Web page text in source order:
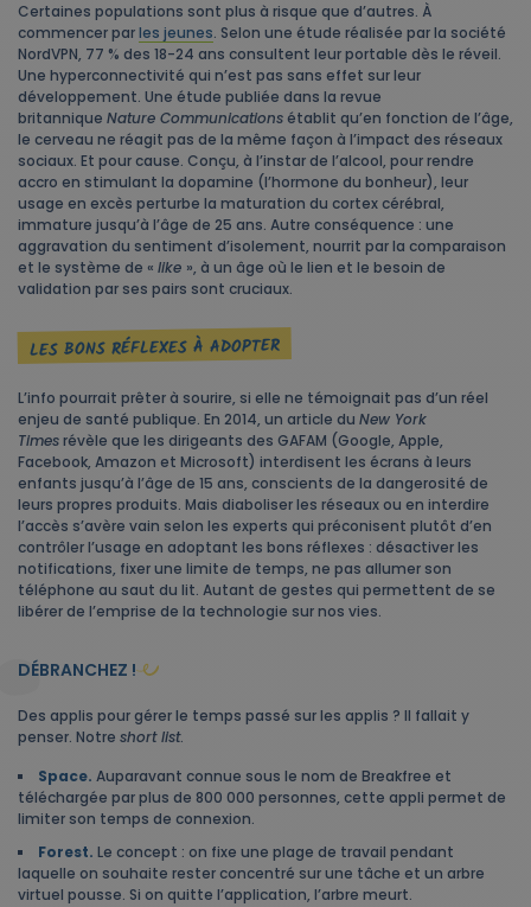
Certaines populations sont plus à risque que d’autres. À
commencer parles jeunes. Selon une étude réalisée par la société
NordVPN, 77 % des 18-24 ans consultent leur portable dès le réveil.
Une hyperconnectivité qui n’est pas sans effet sur leur
développement. Une étude publiée dans la revue
britannique Nature Communicationsétablit qu’en fonction de l’âge,
le cerveau ne réagit pas de la même façon à l’impact des réseaux
sociaux. Et pour cause. Conçu, à l’instar de l’alcool, pour rendre
accro en stimulant la dopamine (l’hormone du bonheur), leur
usage en excès perturbe la maturation du cortex cérébral,
immature jusqu’à l’âge de 25 ans. Autre conséquence : une
aggravation du sentiment d’isolement, nourrit par la comparaison
et le système de « like », à un âge où le lien et le besoin de
validation par ses pairs sont cruciaux.
LES BONS RÉFLEXES À ADOPTER
L’info pourrait prêter à sourire, si elle ne témoignait pas d’un réel
enjeu de santé publique. En 2014, un article du New York
Timesrévèle que les dirigeants des GAFAM (Google, Apple,
Facebook, Amazon et Microsoft) interdisent les écrans à leurs
enfants jusqu’à l’âge de 15 ans, conscients de la dangerosité de
leurs propres produits. Mais diaboliser les réseaux ou en interdire
l’accès s’avère vain selon les experts qui préconisent plutôt d’en
contrôler l’usage en adoptant les bons réflexes : désactiver les
notifications, fixer une limite de temps, ne pas allumer son
téléphone au saut du lit. Autant de gestes qui permettent de se
libérer de l’emprise de la technologie sur nos vies.
DÉBRANCHEZ !
Des applis pour gérer le temps passé sur les applis ? Il fallait y
penser. Notre short list.
Space. Auparavant connue sous le nom de Breakfree et
téléchargée par plus de 800 000 personnes, cette appli permet de
limiter son temps de connexion.
Forest. Le concept : on fixe une plage de travail pendant
laquelle on souhaite rester concentré sur une tâche et un arbre
virtuel pousse. Si on quitte l’application, l’arbre meurt.